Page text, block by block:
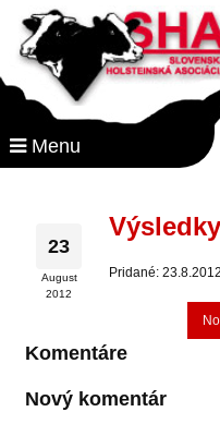
Menu
23
August
2012
Pridané:
Komentáre
Nový komentár